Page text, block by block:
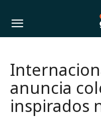
anuncia
inspirados